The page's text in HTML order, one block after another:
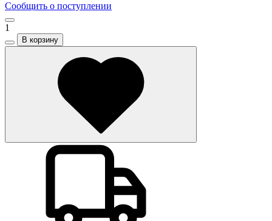
Сообщить о поступлении
1
В корзину